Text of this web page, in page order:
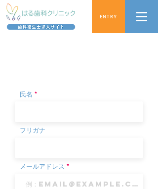
ENTRY
氏名
フリガナ
メールアドレス